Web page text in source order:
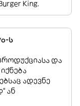
King.
ს
და
ადევნე
ან